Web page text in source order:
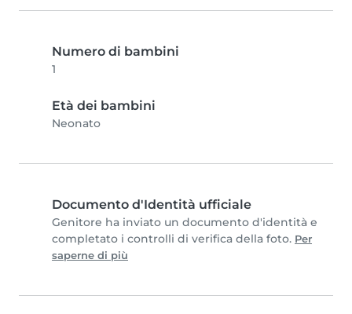
Numero di bambini
1
Età dei bambini
Neonato
Documento d'Identità ufficiale
Genitore ha inviato un documento d'identità e
completato i controlli di verifica della foto. Per
saperne di più